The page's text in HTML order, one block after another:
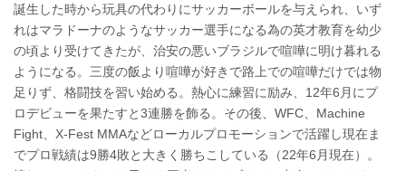
誕生した時から玩具の代わりにサッカーボールを与えられ、いず
れはマラドーナのようなサッカー選手になる為の英才教育を幼少
の頃より受けてきたが、治安の悪いブラジルで喧嘩に明け暮れる
ようになる。三度の飯より喧嘩が好きで路上での喧嘩だけでは物
足りず、格闘技を習い始める。熱心に練習に励み、12年6月にプ
ロデビューを果たすと3連勝を飾る。その後、WFC、Machine
Fight、X-Fest MMAなどローカルプロモーションで活躍し現在ま
でプロ戦績は9勝4敗と大きく勝ちこしている（22年6月現在）。